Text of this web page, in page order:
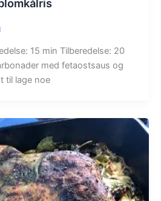
15 min Tilberedelse: 20
med fetaostsaus og
til lage noe